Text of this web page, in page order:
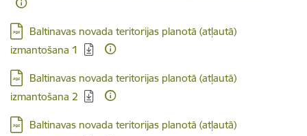
Lejupielādēt:
Baltinavas novada teritorijas planotā (atļautā)
izmantošana 1
Lejupielādēt:
Baltinavas novada teritorijas planotā (atļautā)
izmantošana 2
Lejupielādēt:
Baltinavas novada teritorijas planotā (atļautā)